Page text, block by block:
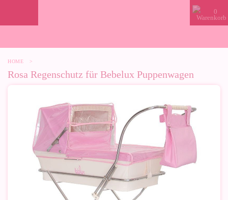
0
HOME >
Rosa Regenschutz für Bebelux Puppenwagen